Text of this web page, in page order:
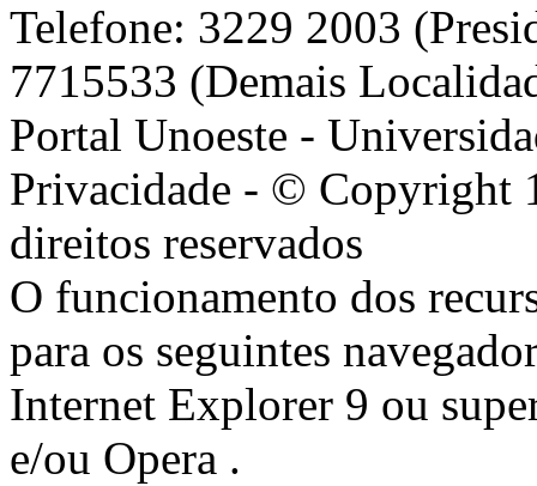
Telefone: 3229 2003
7715533 (Demais
Portal Unoeste -
Privacidade - © Copyright
direitos reservados
O funcionamento dos
para os seguintes
Internet Explorer 9 ou
e/ou Opera .